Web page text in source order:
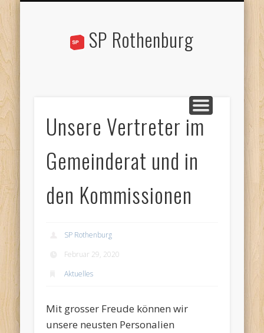
SP Rothenburg
Unsere Vertreter im
Gemeinderat und in
den Kommissionen
SP Rothenburg
Februar 29, 2020
Aktuelles
Mit grosser Freude können wir
unsere neusten Personalien